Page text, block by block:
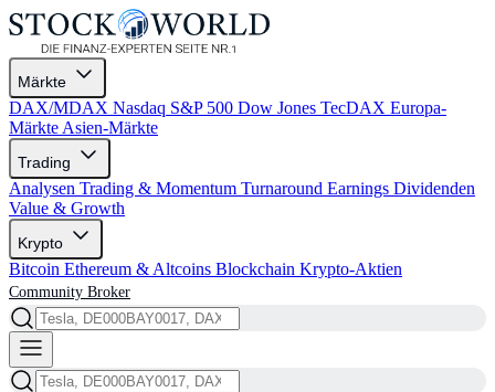
Märkte
DAX/MDAX Nasdaq S&P 500 Dow Jones TecDAX Europa-
Märkte Asien-Märkte
Trading
Analysen Trading & Momentum Turnaround Earnings Dividenden
Value & Growth
Krypto
Bitcoin Ethereum & Altcoins Blockchain Krypto-Aktien
Community Broker